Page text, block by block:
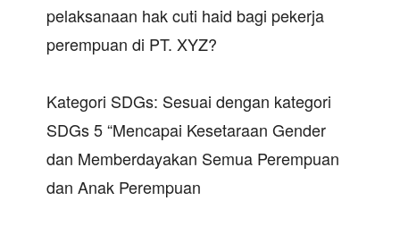
pelaksanaan hak cuti haid bagi pekerja
perempuan di PT. XYZ?
Kategori SDGs: Sesuai dengan kategori
SDGs 5 “Mencapai Kesetaraan Gender
dan Memberdayakan Semua Perempuan
dan Anak Perempuan